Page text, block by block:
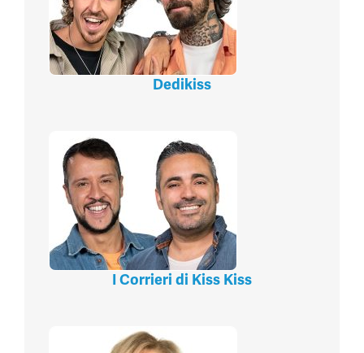
Dedikiss
I Corrieri di Kiss Kiss